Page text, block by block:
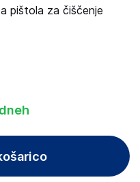
pištola za čiščenje